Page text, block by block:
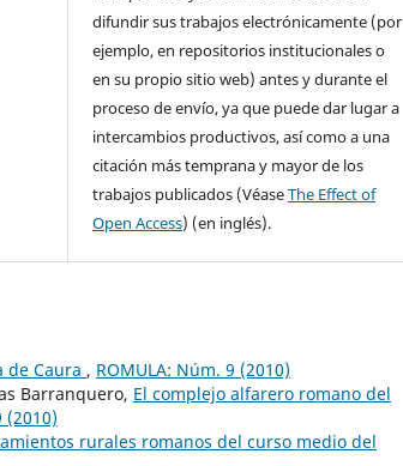
difundir sus trabajos electrónicamente (por
ejemplo, en repositorios institucionales o
en su propio sitio web) antes y durante el
proceso de envío, ya que puede dar lugar a
intercambios productivos, así como a una
citación más temprana y mayor de los
trabajos publicados (VéaseThe Effect of
Open Access) (en inglés).
de Caura , ROMULA: Núm. 9 (2010)
Barranquero, El complejo alfarero romano del
(2010)
rurales romanos del curso medio del